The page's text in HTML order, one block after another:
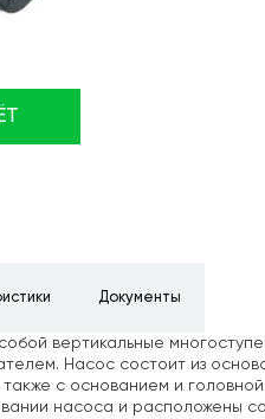
Документы
вертикальные
Насос состоит из
с основанием и
насоса и расположены